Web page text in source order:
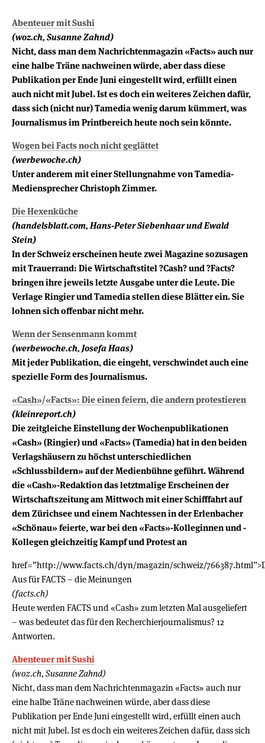
Abenteuer mit Sushi
(woz.ch, Susanne Zahnd)
Nicht, dass man dem Nachrichtenmagazin «Facts» auch nur
eine halbe Träne nachweinen würde, aber dass diese
Publikation per Ende Juni eingestellt wird, erfüllt einen
auch nicht mit Jubel. Ist es doch ein weiteres Zeichen dafür,
dass sich (nicht nur) Tamedia wenig dar­um kümmert, was
Journalismus im Printbereich heute noch sein könnte.
Wogen bei Facts noch nicht geglättet
(werbewoche.ch)
Unter anderem mit einer Stellungnahme von Tamedia-
Mediensprecher Christoph Zimmer.
Die Hexenküche
(handelsblatt.com, Hans-Peter Siebenhaar und Ewald
Stein)
In der Schweiz erscheinen heute zwei Magazine sozusagen
mit Trauerrand: Die Wirtschaftstitel ?Cash? und ?Facts?
bringen ihre jeweils letzte Ausgabe unter die Leute. Die
Verlage Ringier und Tamedia stellen diese Blätter ein. Sie
lohnen sich offenbar nicht mehr.
Wenn der Sensenmann kommt
(werbewoche.ch, Josefa Haas)
Mit jeder Publikation, die eingeht, verschwindet auch eine
spezielle Form des Journalismus.
«Cash»/«Facts»: Die einen feiern, die andern protestieren
(kleinreport.ch)
Die zeitgleiche Einstellung der Wochenpublikationen
«Cash» (Ringier) und «Facts» (Tamedia) hat in den beiden
Verlagshäusern zu höchst unterschiedlichen
«Schlussbildern» auf der Medienbühne geführt. Während
die «Cash»-Redaktion das letztmalige Erscheinen der
Wirtschaftszeitung am Mittwoch mit einer Schifffahrt auf
dem Zürichsee und einem Nachtessen in der Erlenbacher
«Schönau» feierte, war bei den «Facts»-Kolleginnen und -
Kollegen gleichzeitig Kampf und Protest an
href=”http://www.facts.ch/dyn/magazin/schweiz/
Aus für FACTS – die Meinungen
(facts.ch)
Heute werden FACTS und «Cash» zum letzten Mal ausgeliefert
– was bedeutet das für den Recherchierjournalismus? 12
Antworten.
Abenteuer mit Sushi
(woz.ch, Susanne Zahnd)
Nicht, dass man dem Nachrichtenmagazin «Facts» auch nur
eine halbe Träne nachweinen würde, aber dass diese
Publikation per Ende Juni eingestellt wird, erfüllt einen auch
nicht mit Jubel. Ist es doch ein weiteres Zeichen dafür, dass sich